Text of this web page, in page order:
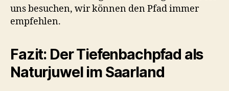
uns besuchen, wir können den Pfad immer
empfehlen.
Fazit: Der Tiefenbachpfad als
Naturjuwel im Saarland